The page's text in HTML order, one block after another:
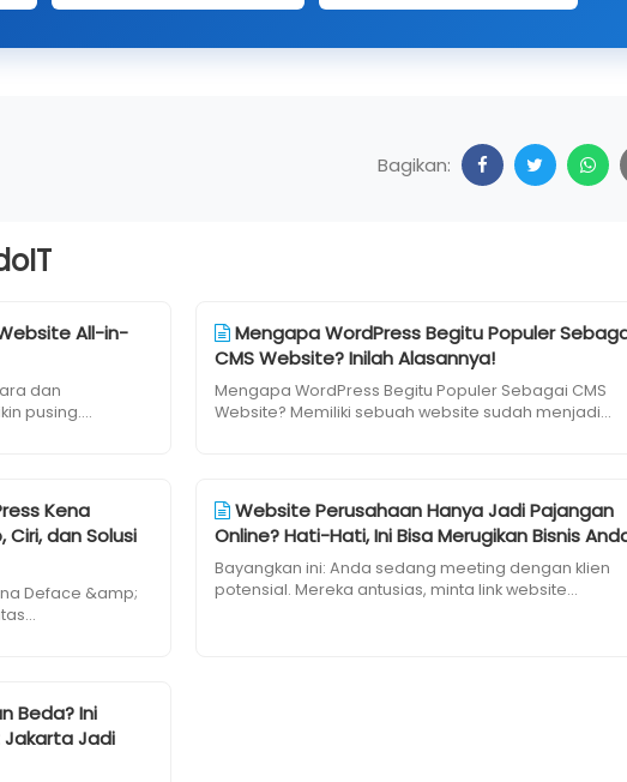
Bagikan:
All-in-
dan
pusing....
Mengapa WordPress Begitu Populer
CMS Website? Inilah Alasannya!
Mengapa WordPress Begitu Populer Sebagai CMS
Website? Memiliki sebuah website sudah menjadi...
Kena
dan Solusi
Deface &amp;
Website Perusahaan Hanya Jadi Pajangan
Online? Hati-Hati, Ini Bisa Merugikan Bisnis
Bayangkan ini: Anda sedang meeting dengan klien
potensial. Mereka antusias, minta link website...
Beda? Ini
Jadi